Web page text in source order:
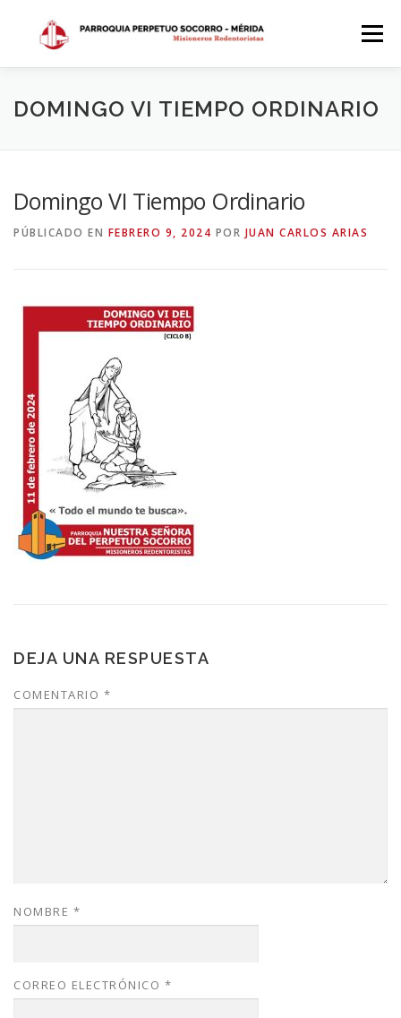
contenido
Menú
INICIO DÓNDE ESTAMOS HISTORIA
SACRAMENTOS CALENDARIO PARROQUIAL 2024
DOMINGO VI TIEMPO ORDINARIO
Domingo VI Tiempo Ordinario
PÚBLICADO EN FEBRERO 9, 2024 POR JUAN CARLOS ARIAS
DEJA UNA RESPUESTA
COMENTARIO *
NOMBRE *
CORREO ELECTRÓNICO *